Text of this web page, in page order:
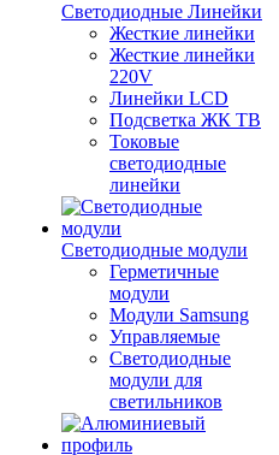
Светодиодные Линейки
Жесткие линейки
Жесткие линейки
220V
Линейки LCD
Подсветка ЖК ТВ
Токовые
светодиодные
линейки
Светодиодные модули
Герметичные
модули
Модули Samsung
Управляемые
Светодиодные
модули для
светильников